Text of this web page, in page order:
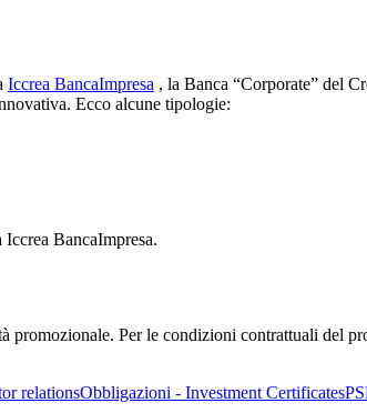
Iccrea BancaImpresa , la Banca “Corporate” del
Ecco alcune tipologie:
BancaImpresa.
Per le condizioni contrattuali del
relationsObbligazioni - Investment Certificates